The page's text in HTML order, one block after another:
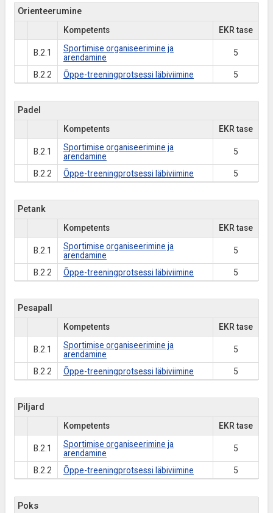
Orienteerumine
Kompetents EKR tase
B.2.1
Sportimise organiseerimine ja
arendamine
5
B.2.2 Õppe-treeningprotsessi läbiviimine 5
Padel
Kompetents EKR tase
B.2.1
Sportimise organiseerimine ja
arendamine
5
B.2.2 Õppe-treeningprotsessi läbiviimine 5
Petank
Kompetents EKR tase
B.2.1
Sportimise organiseerimine ja
arendamine
5
B.2.2 Õppe-treeningprotsessi läbiviimine 5
Pesapall
Kompetents EKR tase
B.2.1
Sportimise organiseerimine ja
arendamine
5
B.2.2 Õppe-treeningprotsessi läbiviimine 5
Piljard
Kompetents EKR tase
B.2.1
Sportimise organiseerimine ja
arendamine
5
B.2.2 Õppe-treeningprotsessi läbiviimine 5
Poks